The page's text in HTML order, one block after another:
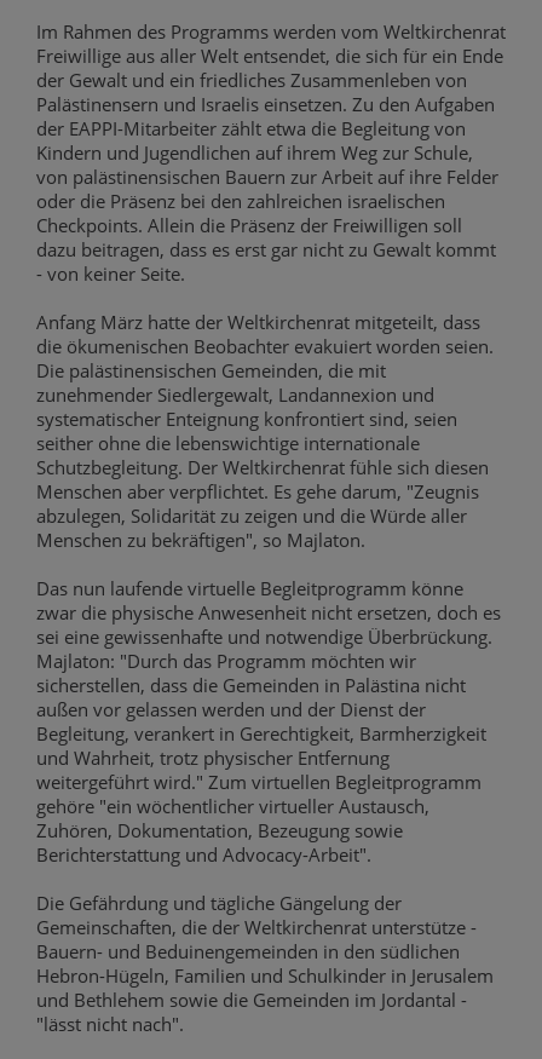
Im Rahmen des Programms werden vom Weltkirchenrat
Freiwillige aus aller Welt entsendet, die sich für ein Ende
der Gewalt und ein friedliches Zusammenleben von
Palästinensern und Israelis einsetzen. Zu den Aufgaben
der EAPPI-Mitarbeiter zählt etwa die Begleitung von
Kindern und Jugendlichen auf ihrem Weg zur Schule,
von palästinensischen Bauern zur Arbeit auf ihre Felder
oder die Präsenz bei den zahlreichen israelischen
Checkpoints. Allein die Präsenz der Freiwilligen soll
dazu beitragen, dass es erst gar nicht zu Gewalt kommt
- von keiner Seite.
Anfang März hatte der Weltkirchenrat mitgeteilt, dass
die ökumenischen Beobachter evakuiert worden seien.
Die palästinensischen Gemeinden, die mit
zunehmender Siedlergewalt, Landannexion und
systematischer Enteignung konfrontiert sind, seien
seither ohne die lebenswichtige internationale
Schutzbegleitung. Der Weltkirchenrat fühle sich diesen
Menschen aber verpflichtet. Es gehe darum, "Zeugnis
abzulegen, Solidarität zu zeigen und die Würde aller
Menschen zu bekräftigen", so Majlaton.
Das nun laufende virtuelle Begleitprogramm könne
zwar die physische Anwesenheit nicht ersetzen, doch es
sei eine gewissenhafte und notwendige Überbrückung.
Majlaton: "Durch das Programm möchten wir
sicherstellen, dass die Gemeinden in Palästina nicht
außen vor gelassen werden und der Dienst der
Begleitung, verankert in Gerechtigkeit, Barmherzigkeit
und Wahrheit, trotz physischer Entfernung
weitergeführt wird." Zum virtuellen Begleitprogramm
gehöre "ein wöchentlicher virtueller Austausch,
Zuhören, Dokumentation, Bezeugung sowie
Berichterstattung und Advocacy-Arbeit".
Die Gefährdung und tägliche Gängelung der
Gemeinschaften, die der Weltkirchenrat unterstütze -
Bauern- und Beduinengemeinden in den südlichen
Hebron-Hügeln, Familien und Schulkinder in Jerusalem
und Bethlehem sowie die Gemeinden im Jordantal -
"lässt nicht nach".